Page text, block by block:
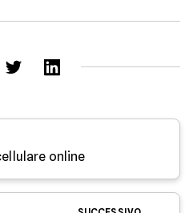
online